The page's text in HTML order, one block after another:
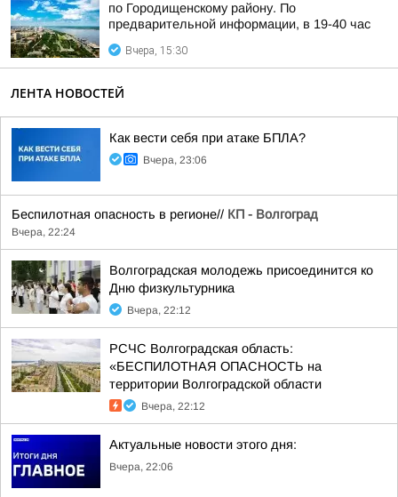
по Городищенскому району. По
предварительной информации, в 19-40 час
Вчера, 15:30
ЛЕНТА НОВОСТЕЙ
Как вести себя при атаке БПЛА?
Вчера, 23:06
Беспилотная опасность в регионе// КП - Волгоград
Вчера, 22:24
Волгоградская молодежь присоединится ко
Дню физкультурника
Вчера, 22:12
РСЧС Волгоградская область:
«БЕСПИЛОТНАЯ ОПАСНОСТЬ на
территории Волгоградской области
Вчера, 22:12
Актуальные новости этого дня:
Вчера, 22:06